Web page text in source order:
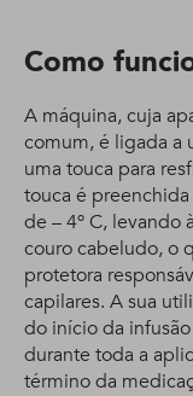
Como
A máquina, cuja
comum, é ligada a
uma touca para
touca é
de – 4º C, levando
couro cabeludo, o
protetora
capilares. A sua
do início da
durante toda a
término da